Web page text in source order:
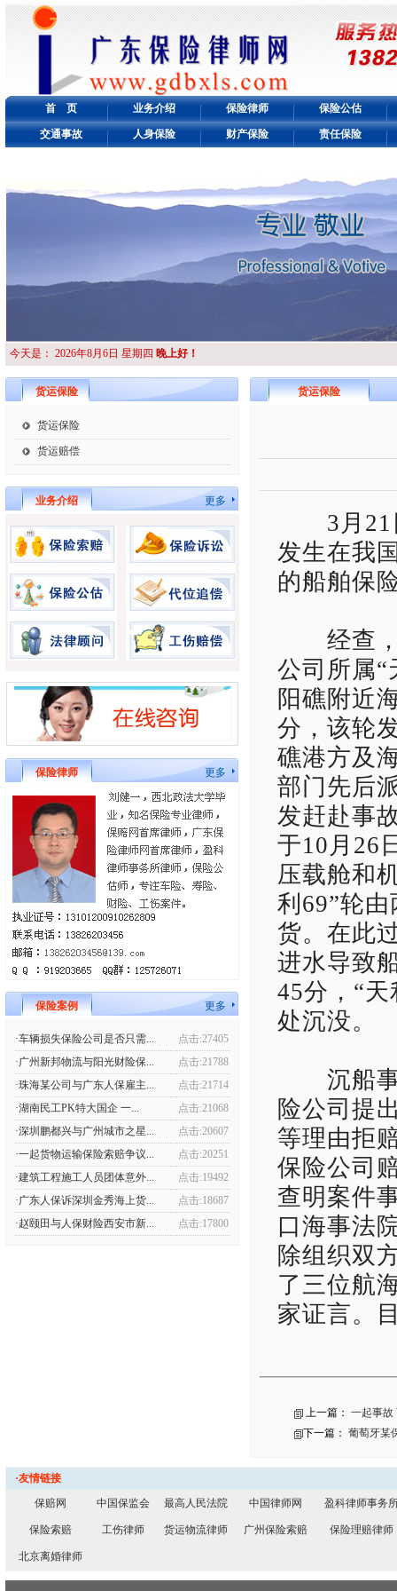
首 页 业务介绍 保险律师 保险公估
交通事故 人身保险 财产保险 责任保险
今天是： 2026年8月6日 星期四 晚上好！
货运保险
货运保险
货运赔偿
业务介绍 更多
保险律师 更多
保险案例 更多
·车辆损失保险公司是否只需...
点击:27405
·广州新邦物流与阳光财险保...
点击:21788
·珠海某公司与广东人保雇主...
点击:21714
·湖南民工PK特大国企 一...
点击:21068
·深圳鹏都兴与广州城市之星...
点击:20607
·一起货物运输保险索赔争议...
点击:20251
·建筑工程施工人员团体意外...
点击:19492
·广东人保诉深圳金秀海上货...
点击:18687
·赵颐田与人保财险西安市新...
点击:17800
货运保险
3月21日
发生在我
的船舶保
经查，
公司所属“
阳礁附近
分，该轮
礁港方及
部门先后
发赶赴事
于10月26
压载舱和
利69”轮
货。在此
进水导致
45分，“
处沉没。
沉船事
险公司提
等理由拒
保险公司
查明案件
口海事法
除组织双
了三位航
家证言。
上一篇： 一起事故
下一篇： 葡萄牙某
·友情链接
保赔网
中国保监会 最高人民法院 中国律师网 盈科律师事务
保险索赔 工伤律师 货运物流律师 广州保险索赔 保险理赔律师
北京离婚律师